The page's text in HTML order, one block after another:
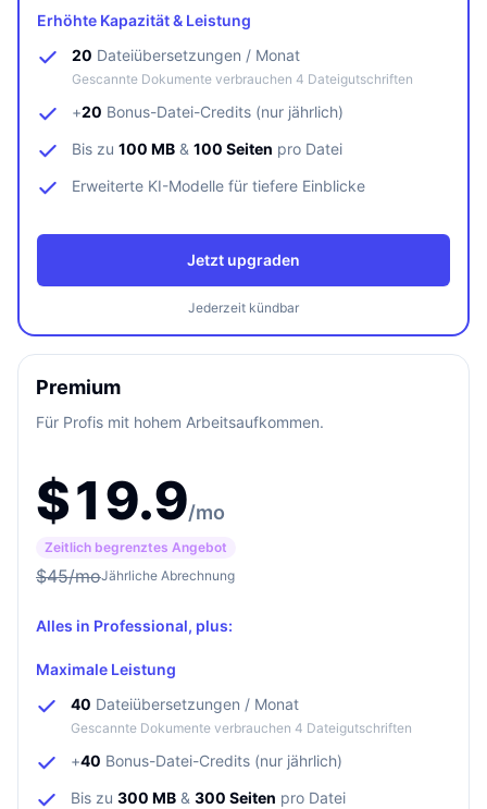
Erhöhte Kapazität & Leistung
20 Dateiübersetzungen / Monat
Gescannte Dokumente verbrauchen 4 Dateigutschriften
+20 Bonus-Datei-Credits (nur jährlich)
Bis zu 100 MB & 100 Seiten pro Datei
Erweiterte KI-Modelle für tiefere Einblicke
Jetzt upgraden
Jederzeit kündbar
Premium
Für Profis mit hohem Arbeitsaufkommen.
$19.9/mo
Zeitlich begrenztes Angebot
$45/moJährliche Abrechnung
Alles in Professional, plus:
Maximale Leistung
40 Dateiübersetzungen / Monat
Gescannte Dokumente verbrauchen 4 Dateigutschriften
+40 Bonus-Datei-Credits (nur jährlich)
Bis zu 300 MB & 300 Seiten pro Datei